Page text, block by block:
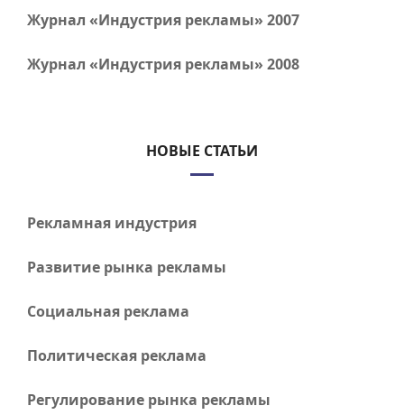
Журнал «Индустрия рекламы» 2007
Журнал «Индустрия рекламы» 2008
НОВЫЕ СТАТЬИ
Рекламная индустрия
Развитие рынка рекламы
Социальная реклама
Политическая реклама
Регулирование рынка рекламы